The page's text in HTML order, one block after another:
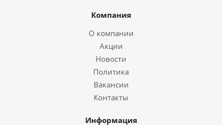
Компания
О компании
Акции
Новости
Политика
Вакансии
Контакты
Информация